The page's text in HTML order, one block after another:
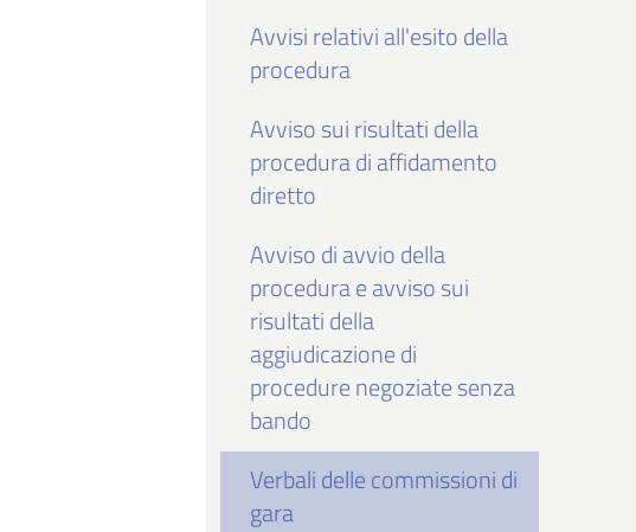
Avvisi relativi all'esito della
procedura
Avviso sui risultati della
procedura di affidamento
diretto
Avviso di avvio della
procedura e avviso sui
risultati della
aggiudicazione di
procedure negoziate senza
bando
Verbali delle commissioni di
gara